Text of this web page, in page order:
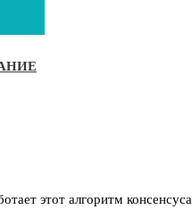
этот алгоритм консенсуса